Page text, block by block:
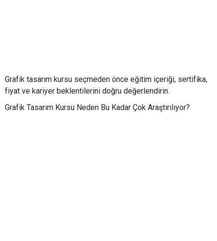
Grafik tasarım kursu seçmeden önce eğitim içeriği, sertifika,
fiyat ve kariyer beklentilerini doğru değerlendirin.
Grafik Tasarım Kursu Neden Bu Kadar Çok Araştırılıyor?